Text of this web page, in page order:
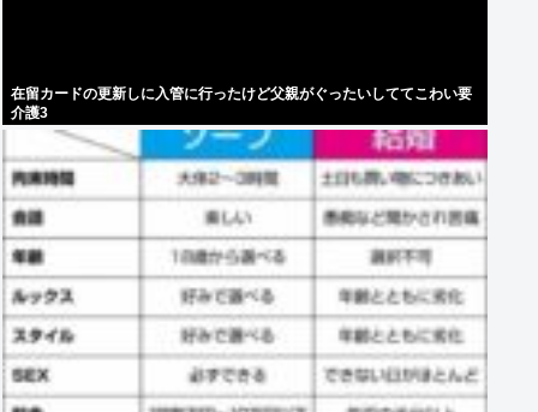
在留カードの更新しに入管に行ったけど父親がぐったいしててこわい要
介護3